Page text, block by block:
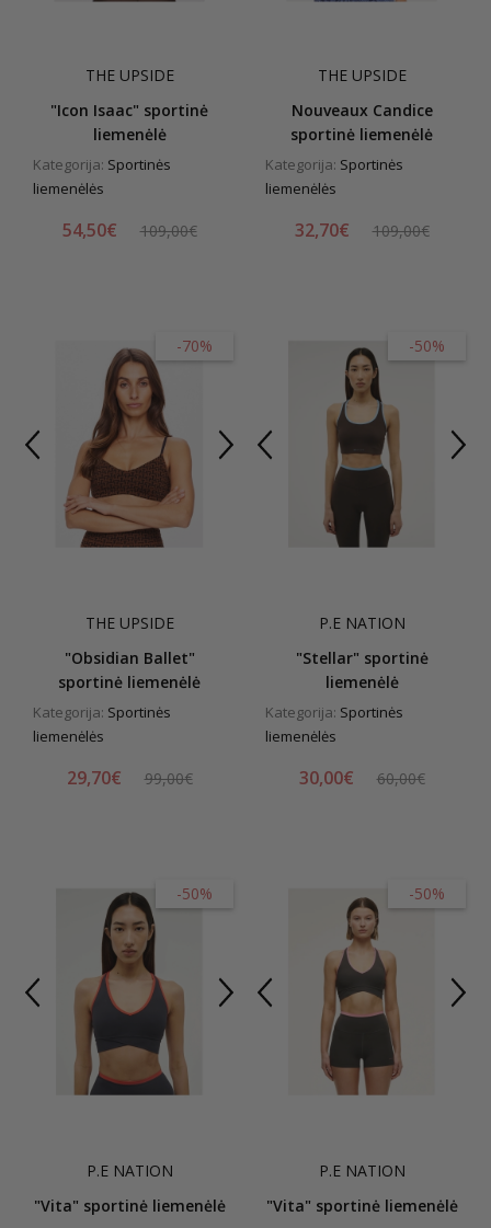
THE UPSIDE
"Icon Isaac" sportinė
liemenėlė
Kategorija: Sportinės
liemenėlės
54,50€ 109,00€
THE UPSIDE
Nouveaux Candice
sportinė liemenėlė
Kategorija: Sportinės
liemenėlės
32,70€ 109,00€
-70%
THE UPSIDE
"Obsidian Ballet"
sportinė liemenėlė
Kategorija: Sportinės
liemenėlės
29,70€ 99,00€
-50%
P.E NATION
"Stellar" sportinė
liemenėlė
Kategorija: Sportinės
liemenėlės
30,00€ 60,00€
-50%
P.E NATION
"Vita" sportinė liemenėlė
-50%
P.E NATION
"Vita" sportinė liemenėlė